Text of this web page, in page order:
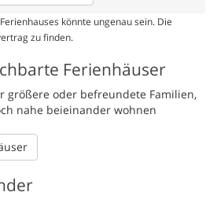
könnte ungenau sein. Die
zu finden.
Ferienhäuser
größere oder befreundete Familien,
nahe beieinander wohnen